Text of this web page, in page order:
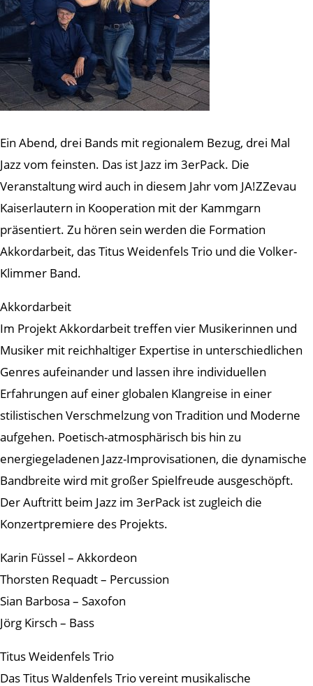
Ein Abend, drei Bands mit regionalem Bezug, drei Mal
Jazz vom feinsten. Das ist Jazz im 3erPack. Die
Veranstaltung wird auch in diesem Jahr vom JA!ZZevau
Kaiserlautern in Kooperation mit der Kammgarn
präsentiert. Zu hören sein werden die Formation
Akkordarbeit, das Titus Weidenfels Trio und die Volker-
Klimmer Band.
Akkordarbeit
Im Projekt Akkordarbeit treffen vier Musikerinnen und
Musiker mit reichhaltiger Expertise in unterschiedlichen
Genres aufeinander und lassen ihre individuellen
Erfahrungen auf einer globalen Klangreise in einer
stilistischen Verschmelzung von Tradition und Moderne
aufgehen. Poetisch-atmosphärisch bis hin zu
energiegeladenen Jazz-Improvisationen, die dynamische
Bandbreite wird mit großer Spielfreude ausgeschöpft.
Der Auftritt beim Jazz im 3erPack ist zugleich die
Konzertpremiere des Projekts.
Karin Füssel – Akkordeon
Thorsten Requadt – Percussion
Sian Barbosa – Saxofon
Jörg Kirsch – Bass
Titus Weidenfels Trio
Das Titus Waldenfels Trio vereint musikalische